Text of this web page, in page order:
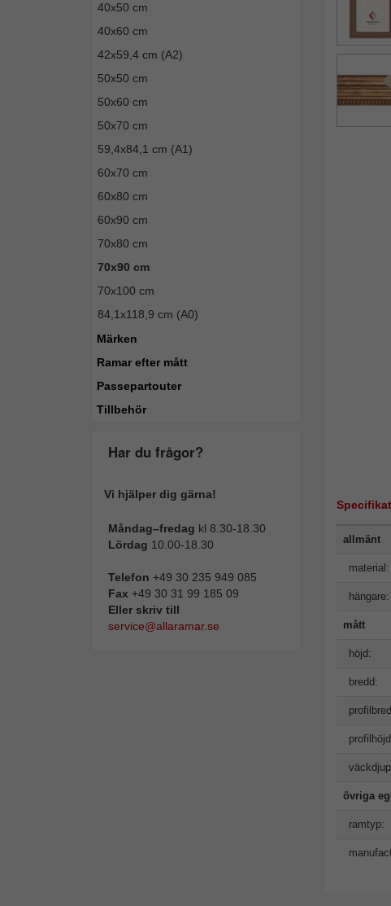
40x50 cm
40x60 cm
42x59,4 cm (A2)
50x50 cm
50x60 cm
50x70 cm
59,4x84,1 cm (A1)
60x70 cm
60x80 cm
60x90 cm
70x80 cm
70x90 cm
70x100 cm
84,1x118,9 cm (A0)
Märken
Ramar efter mått
Passepartouter
Tillbehör
Har du frågor?
Vi hjälper dig gärna!
Måndag–fredag kl 8.30-18.30
Lördag 10.00-18.30
Telefon +49 30 235 949 085
Fax +49 30 31 99 185 09
Eller skriv till
service@allaramar.se
allmänt
material:
hängare:
mått
höjd:
bredd:
övriga
ramtyp: